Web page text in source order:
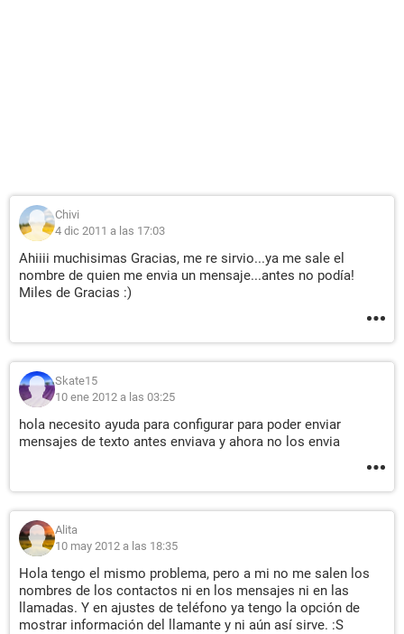
Chivi
4 dic 2011 a las 17:03
Ahiiii muchisimas Gracias, me re sirvio...ya me sale el
nombre de quien me envia un mensaje...antes no podía!
Miles de Gracias :)
Skate15
10 ene 2012 a las 03:25
hola necesito ayuda para configurar para poder enviar
mensajes de texto antes enviava y ahora no los envia
Alita
10 may 2012 a las 18:35
Hola tengo el mismo problema, pero a mi no me salen los
nombres de los contactos ni en los mensajes ni en las
llamadas. Y en ajustes de teléfono ya tengo la opción de
mostrar información del llamante y ni aún así sirve. :S